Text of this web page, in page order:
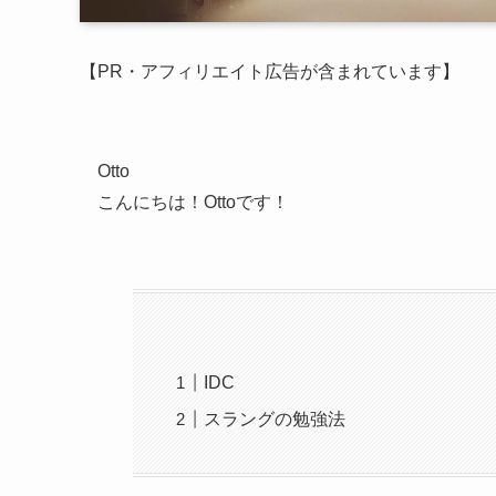
【PR・アフィリエイト広告が含まれています】
Otto
こんにちは！Ottoです！
IDC
スラングの勉強法